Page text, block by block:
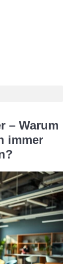
– Warum
immer